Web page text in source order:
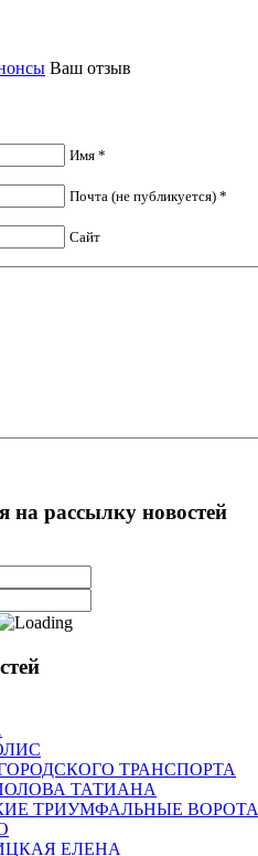
Ваш отзыв
Имя *
Почта (не публикуется) *
Сайт
на рассылку новостей
ТРАНСПОРТА
ТАТИАНА
ТРИУМФАЛЬНЫЕ ВОРОТА
ЕЛЕНА